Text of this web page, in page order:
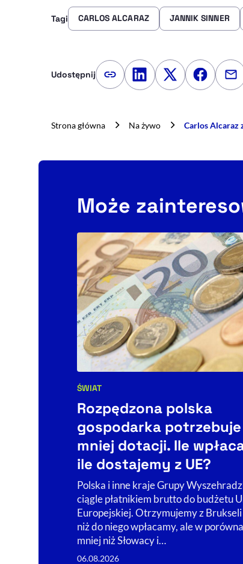
Tagi CARLOS ALCARAZ JANNIK SINNER
Udostępnij Kopiuj link artykułu
Udostępnij na
Udostępnij na
Strona główna Na żywo Carlos Alcaraz
Może
Kategorie artykułu:
ŚWIAT
Rozpędzona polska
gospodarka
mniej dotacji. Ile
ile dostajemy z UE?
Polska i inne kraje Grupy
ciągle płatnikiem brutto do budżetu
Europejskiej. Otrzymujemy z
niż do niego wpłacamy, ale w
mniej niż Słowacy i…
06.08.2026